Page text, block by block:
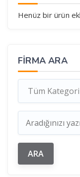
Henüz bir ürün
FIRMA ARA